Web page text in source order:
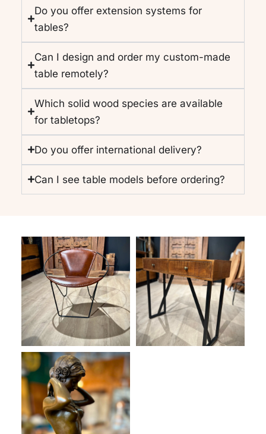
Do you offer extension systems for
tables?
Can I design and order my custom-made
table remotely?
Which solid wood species are available
for tabletops?
Do you offer international delivery?
Can I see table models before ordering?